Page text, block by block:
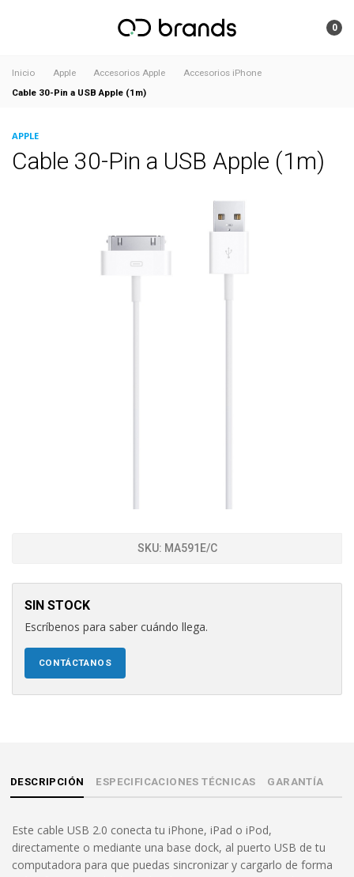
0
Inicio Apple Accesorios Apple
Accesorios iPhone
Cable 30-Pin a USB Apple (1m)
APPLE
Cable 30-Pin a USB Apple (1m)
SKU: MA591E/C
SIN STOCK
Escríbenos para saber cuándo llega.
CONTÁCTANOS
DESCRIPCIÓN ESPECIFICACIONES TÉCNICAS GARANTÍA
Este cable USB 2.0 conecta tu iPhone, iPad o iPod,
directamente o mediante una base dock, al puerto USB de tu
computadora para que puedas sincronizar y cargarlo de forma